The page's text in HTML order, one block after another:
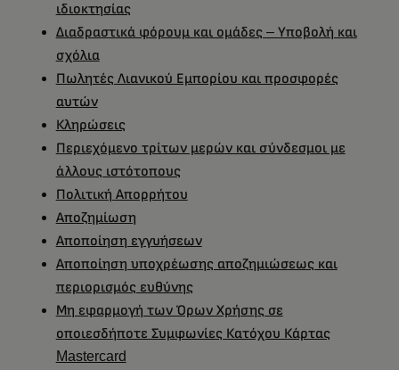
ιδιοκτησίας
Διαδραστικά φόρουμ και ομάδες – Υποβολή και
σχόλια
Πωλητές Λιανικού Εμπορίου και προσφορές
αυτών
Κληρώσεις
Περιεχόμενο τρίτων μερών και σύνδεσμοι με
άλλους ιστότοπους
Πολιτική Απορρήτου
Αποζημίωση
Αποποίηση εγγυήσεων
Αποποίηση υποχρέωσης αποζημιώσεως και
περιορισμός ευθύνης
Μη εφαρμογή των Όρων Χρήσης σε
οποιεσδήποτε Συμφωνίες Κατόχου Κάρτας
Mastercard